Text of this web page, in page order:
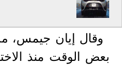
وقال إيان جيمس،
بعض الوقت منذ